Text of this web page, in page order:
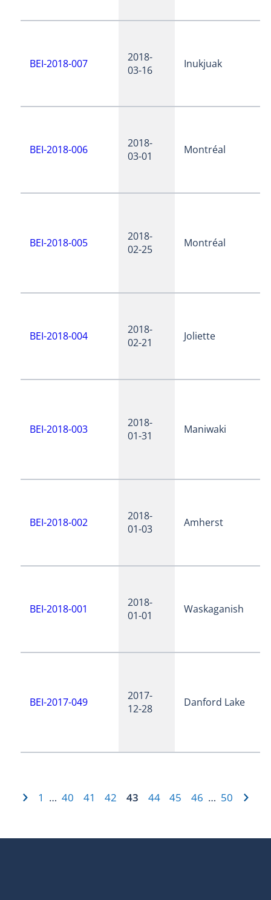
BEI-2018-007
2018-
03-16
Inukjuak
BEI-2018-006
2018-
03-01
Montréal
BEI-2018-005
2018-
02-25
Montréal
BEI-2018-004
2018-
02-21
Joliette
BEI-2018-003
2018-
01-31
Maniwaki
BEI-2018-002
2018-
01-03
Amherst
BEI-2018-001
2018-
01-01
Waskaganish
BEI-2017-049
2017-
12-28
Danford Lake
1 … 40 41 42 43 44 45 46 … 50